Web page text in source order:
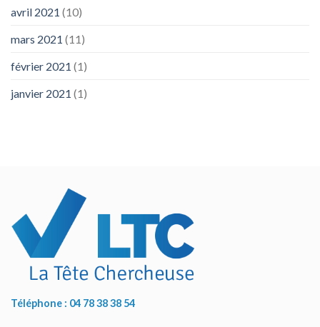
avril 2021 (10)
mars 2021 (11)
février 2021 (1)
janvier 2021 (1)
Téléphone : 04 78 38 38 54